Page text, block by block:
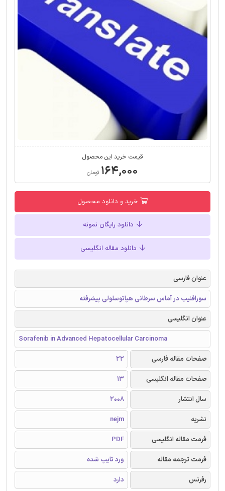
قیمت خرید این محصول
۱۶۴,۰۰۰ تومان
خرید و دانلود محصول
دانلود رایگان نمونه
دانلود مقاله انگلیسی
عنوان فارسی
سورافنیب در آماس سرطانی هپاتوسلولی پیشرفته
عنوان انگلیسی
Sorafenib in Advanced Hepatocellular Carcinoma
صفحات مقاله فارسی
22
صفحات مقاله انگلیسی
13
سال انتشار
2008
نشریه
nejm
فرمت مقاله انگلیسی
PDF
فرمت ترجمه مقاله
ورد تایپ شده
رفرنس
دارد